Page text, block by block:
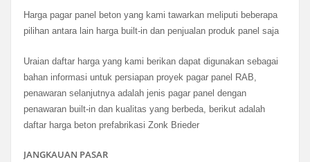
Harga pagar panel beton yang kami tawarkan meliputi beberapa
pilihan antara lain harga built-in dan penjualan produk panel saja
Uraian daftar harga yang kami berikan dapat digunakan sebagai
bahan informasi untuk persiapan proyek pagar panel RAB,
penawaran selanjutnya adalah jenis pagar panel dengan
penawaran built-in dan kualitas yang berbeda, berikut adalah
daftar harga beton prefabrikasi Zonk Brieder
JANGKAUAN PASAR